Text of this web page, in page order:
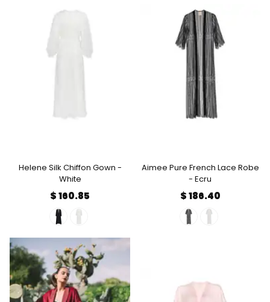
Helene Silk Chiffon Gown -
White
$ 160.85
Aimee Pure French Lace Robe
- Ecru
$ 186.40